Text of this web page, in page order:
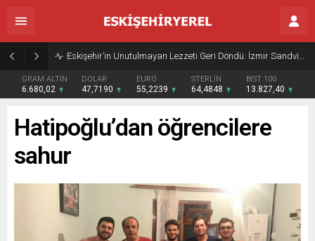
Eskişehir’in Unutulmayan Lezzeti Geri Döndü: İzmir Sandviç Yeniden Açıldı
GRAM ALTIN
6.680,02
DOLAR
47,7190
EURO
55,2239
STERLİN
64,4848
BIST 100
13.827,40
Hatipoğlu’dan öğrencilere
sahur